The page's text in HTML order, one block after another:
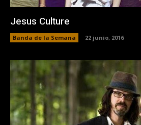
Jesus Culture
Banda de la Semana 22 junio, 2016